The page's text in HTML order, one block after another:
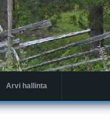
Arvi hallinta